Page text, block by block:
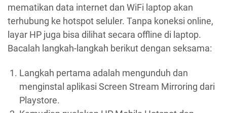
mematikan data internet dan WiFi laptop akan
terhubung ke hotspot seluler. Tanpa koneksi online,
layar HP juga bisa dilihat secara offline di laptop.
Bacalah langkah-langkah berikut dengan seksama:
Langkah pertama adalah mengunduh dan
menginstal aplikasi Screen Stream Mirroring dari
Playstore.